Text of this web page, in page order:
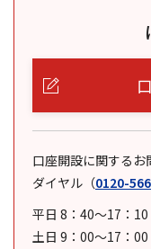
口座開設に関する
ダイヤル （0120-
平日 8：40～17：10
土日 9：00～17：00